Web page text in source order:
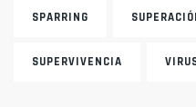
SPARRING
SUPERVIVENCIA